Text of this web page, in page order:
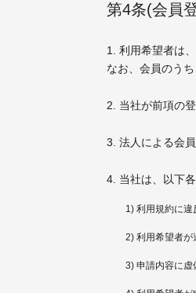
第4条(会員
1. 利用希望者は
なお、会員のう
2. 当社が前項の
3. 法人による会
4. 当社は、以下
1) 利用規約に
2) 利用希望者が
3) 申請内容に虚